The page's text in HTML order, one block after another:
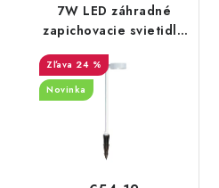
7W LED záhradné
zapichovacie svietidlo
- 520lm - biele
24 %
Novinka